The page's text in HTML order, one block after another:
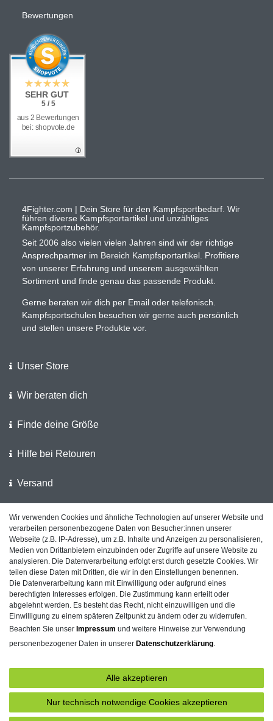
Bewertungen
SEHR GUT
5 / 5
aus 2 Bewertungen
bei: shopvote.de
4Fighter.com | Dein Store für den Kampfsportbedarf. Wir
führen diverse Kampfsportartikel und unzähliges
Kampfsportzubehör.
Seit 2006 also vielen vielen Jahren sind wir der richtige
Ansprechpartner im Bereich Kampfsportartikel. Profitiere
von unserer Erfahrung und unserem ausgewählten
Sortiment und finde genau das passende Produkt.
Gerne beraten wir dich per Email oder telefonisch.
Kampfsportschulen besuchen wir gerne auch persönlich
und stellen unsere Produkte vor.
Unser Store
Wir beraten dich
Finde deine Größe
Hilfe bei Retouren
Versand
Wir unterstützen die Polizei
Kundenfeedback auf ShopVote
Impressum Daten­schutz­erklärung AGB
Barrierefreiheitserklärung Widerrufs­recht
Vertrag widerrufen Kontakt
Wir verwenden Cookies und ähnliche Technologien auf unserer Website und
verarbeiten personenbezogene Daten von Besucher:innen unserer
Webseite (z.B. IP-Adresse), um z.B. Inhalte und Anzeigen zu personalisieren,
Medien von Drittanbietern einzubinden oder Zugriffe auf unsere Website zu
analysieren. Die Datenverarbeitung erfolgt erst durch gesetzte Cookies. Wir
teilen diese Daten mit Dritten, die wir in den Einstellungen benennen.
Die Datenverarbeitung kann mit Einwilligung oder aufgrund eines
berechtigten Interesses erfolgen. Die Zustimmung kann erteilt oder
abgelehnt werden. Es besteht das Recht, nicht einzuwilligen und die
Einwilligung zu einem späteren Zeitpunkt zu ändern oder zu widerrufen.
Beachten Sie unser Impressum und weitere Hinweise zur Verwendung
personenbezogener Daten in unserer Daten­schutz­erklärung.
Alle akzeptieren
Nur technisch notwendige Cookies akzeptieren